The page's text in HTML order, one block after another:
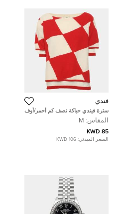
فندي
سترة فيندي حياكة نصف كم أحمر/أوف
وايت مقاس متوسط (ميديوم)
المقاس: M
85 KWD
السعر المبدئي: 106 KWD